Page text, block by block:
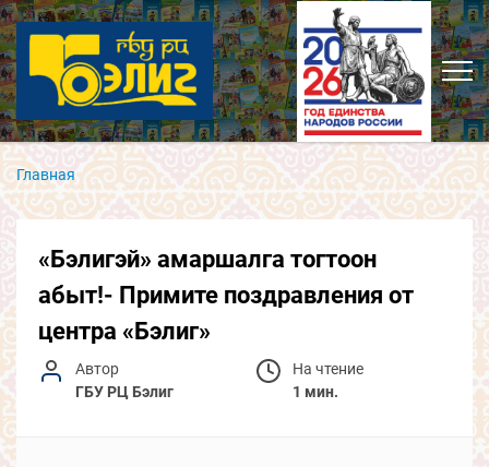
Главная
«Бэлигэй» амаршалга тогтоон
абыт!- Примите поздравления от
центра «Бэлиг»
Автор
ГБУ РЦ Бэлиг
На чтение
1 мин.